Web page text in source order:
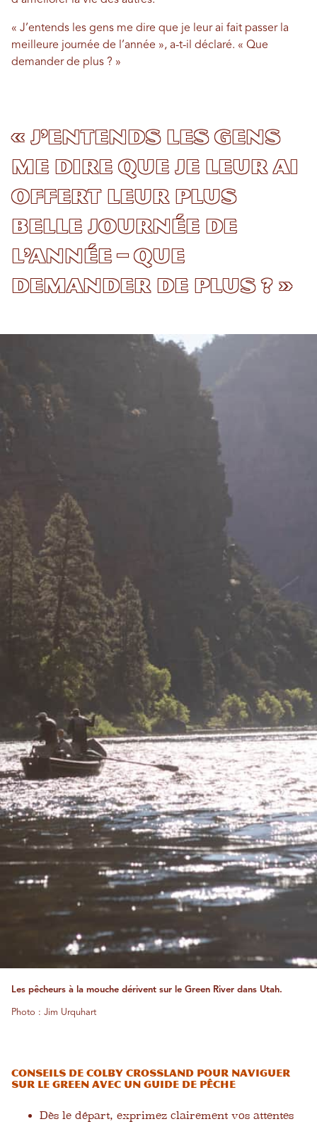
« J’entends les gens me dire que je leur ai fait passer la
meilleure journée de l’année », a-t-il déclaré. « Que
demander de plus ? »
« J’entends les gens
me dire que je leur ai
offert leur plus
belle journée de
l’année – que
demander de plus ? »
Les pêcheurs à la mouche dérivent sur le Green River dans Utah.
Photo : Jim Urquhart
Conseils de Colby Crossland pour naviguer
sur le Green avec un guide de pêche
Dès le départ, exprimez clairement vos attentes